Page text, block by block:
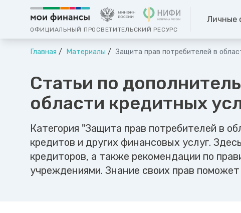
ОФИЦИАЛЬНЫЙ ПРОСВЕТИТЕЛЬСКИЙ РЕСУРС
Личные
Главная Материалы Защита прав потребителей в
Статьи по
области кредитных
Категория "Защита прав потребителей в
кредитов и других финансовых услуг.
кредиторов, а также рекомендации по
учреждениями. Знание своих прав